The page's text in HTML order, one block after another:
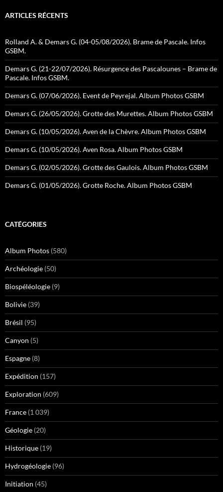
ARTICLES RÉCENTS
Rolland A. & Demars G. (04-05/08/2026). Brame de Pascale. Infos
GSBM.
Demars G. (21-22/07/2026). Résurgence des Pascalounes – Brame de
Pascale. Infos GSBM.
Demars G. (07/06/2026). Event de Peyrejal. Album Photos GSBM
Demars G. (26/05/2026). Grotte des Murettes. Album Photos GSBM
Demars G. (10/05/2026). Aven de la Chèvre. Album Photos GSBM
Demars G. (10/05/2026). Aven Rosa. Album Photos GSBM
Demars G. (02/05/2026). Grotte des Gaulois. Album Photos GSBM
Demars G. (01/05/2026). Grotte Roche. Album Photos GSBM
CATÉGORIES
Album Photos (580)
Archéologie (50)
Biospéléologie (9)
Bolivie (39)
Brésil (95)
Canyon (5)
Espagne (8)
Expédition (157)
Exploration (609)
France (1 039)
Géologie (20)
Historique (19)
Hydrogéologie (96)
Initiation (45)